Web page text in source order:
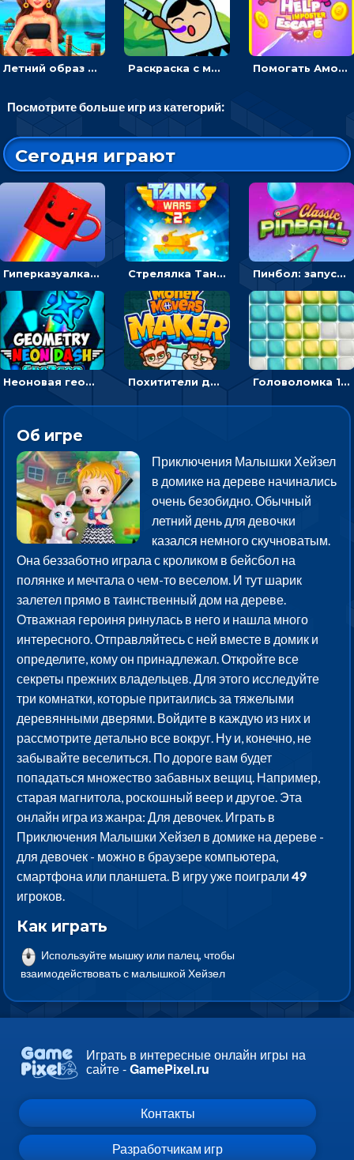
Летний образ для подруг: переодевать девочек для прогулки Раскраска с матрешками для девочек Помогать Амонг Ас бежать из комнаты через преграды - приключения
Посмотрите больше игр из категорий:
Сегодня играют
Гиперказуалка Летающая чашка кофе: двигаться и собирать кубики сахара Стрелялка Танковые войны: бить по танку врага, чтобы уничтожить зло Пинбол: запускать шарик, чтобы выбивать очки
Неоновая геометрия: прыгай через препятствия и собирай шары Похитители денег: управляйте друзьями и соберите все мешки с долларами Головоломка 10х10
Об игре
Приключения Малышки Хейзел
в домике на дереве начинались
очень безобидно. Обычный
летний день для девочки
казался немного скучноватым.
Она беззаботно играла с кроликом в бейсбол на
полянке и мечтала о чем-то веселом. И тут шарик
залетел прямо в таинственный дом на дереве.
Отважная героиня ринулась в него и нашла много
интересного. Отправляйтесь с ней вместе в домик и
определите, кому он принадлежал. Откройте все
секреты прежних владельцев. Для этого исследуйте
три комнатки, которые притаились за тяжелыми
деревянными дверями. Войдите в каждую из них и
рассмотрите детально все вокруг. Ну и, конечно, не
забывайте веселиться. По дороге вам будет
попадаться множество забавных вещиц. Например,
старая магнитола, роскошный веер и другое. Эта
онлайн игра из жанра: Для девочек. Играть в
Приключения Малышки Хейзел в домике на дереве -
для девочек - можно в браузере компьютера,
смартфона или планшета. В игру уже поиграли49
игроков.
Как играть
Используйте мышку или палец, чтобы
взаимодействовать с малышкой Хейзел
Играть в интересные онлайн игры на
сайте -GamePixel.ru
Контакты
Разработчикам игр